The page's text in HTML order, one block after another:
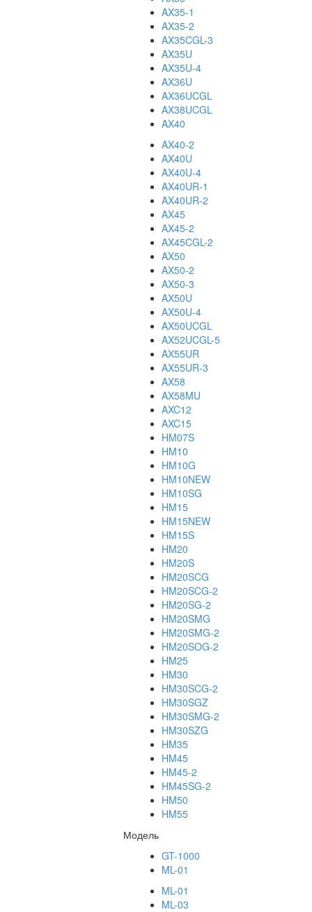
AX35-1
AX35-2
AX35CGL-3
AX35U
AX35U-4
AX36U
AX36UCGL
AX38UCGL
AX40
AX40-2
AX40U
AX40U-4
AX40UR-1
AX40UR-2
AX45
AX45-2
AX45CGL-2
AX50
AX50-2
AX50-3
AX50U
AX50U-4
AX50UCGL
AX52UCGL-5
AX55UR
AX55UR-3
AX58
AX58MU
AXC12
AXC15
HM07S
HM10
HM10G
HM10NEW
HM10SG
HM15
HM15NEW
HM15S
HM20
HM20S
HM20SCG
HM20SCG-2
HM20SG-2
HM20SMG
HM20SMG-2
HM20SOG-2
HM25
HM30
HM30SCG-2
HM30SGZ
HM30SMG-2
HM30SZG
HM35
HM45
HM45-2
HM45SG-2
HM50
HM55
Модель
GT-1000
ML-01
ML-01
ML-03